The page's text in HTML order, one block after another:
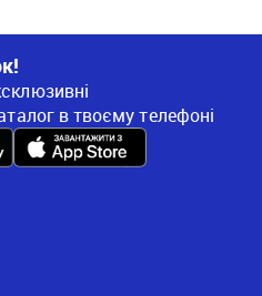
в твоєму телефоні